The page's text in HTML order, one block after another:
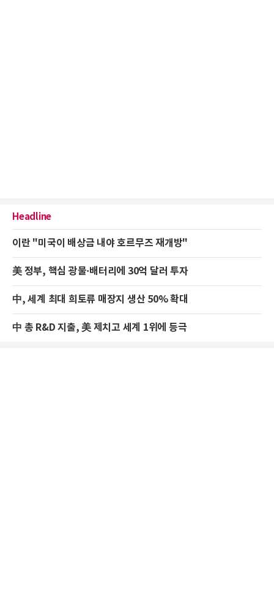
Headline
이란 "미국이 배상금 내야 호르무즈 재개방"
美 정부, 핵심 광물·배터리에 30억 달러 투자
中, 세계 최대 희토류 매장지 생산 50% 확대
中 총 R&D 지출, 美 제치고 세계 1위에 등극